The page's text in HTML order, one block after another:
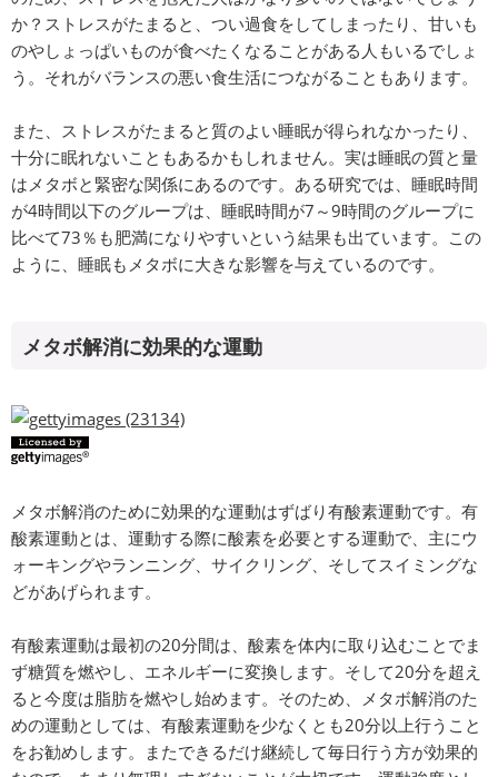
か？ストレスがたまると、つい過食をしてしまったり、甘いも
のやしょっぱいものが食べたくなることがある人もいるでしょ
う。それがバランスの悪い食生活につながることもあります。
また、ストレスがたまると質のよい睡眠が得られなかったり、
十分に眠れないこともあるかもしれません。実は睡眠の質と量
はメタボと緊密な関係にあるのです。ある研究では、睡眠時間
が4時間以下のグループは、睡眠時間が7～9時間のグループに
比べて73％も肥満になりやすいという結果も出ています。この
ように、睡眠もメタボに大きな影響を与えているのです。
メタボ解消に効果的な運動
メタボ解消のために効果的な運動はずばり有酸素運動です。有
酸素運動とは、運動する際に酸素を必要とする運動で、主にウ
ォーキングやランニング、サイクリング、そしてスイミングな
どがあげられます。
有酸素運動は最初の20分間は、酸素を体内に取り込むことでま
ず糖質を燃やし、エネルギーに変換します。そして20分を超え
ると今度は脂肪を燃やし始めます。そのため、メタボ解消のた
めの運動としては、有酸素運動を少なくとも20分以上行うこと
をお勧めします。またできるだけ継続して毎日行う方が効果的